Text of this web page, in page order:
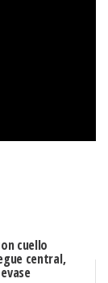
cuello
central,